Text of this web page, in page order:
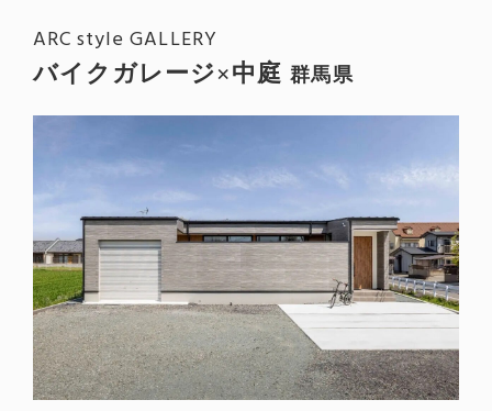
ARC style GALLERY
バイクガレージ×中庭群馬県